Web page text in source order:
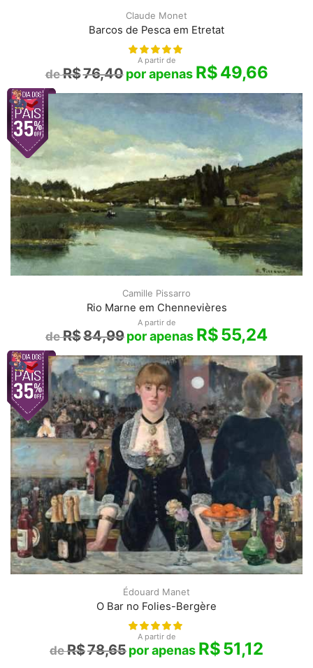
Claude Monet
Barcos de Pesca em Etretat
A partir de
R$76,40 R$49,66
Camille Pissarro
Rio Marne em Chennevières
A partir de
R$84,99 R$55,24
Édouard Manet
O Bar no Folies-Bergère
A partir de
R$78,65 R$51,12